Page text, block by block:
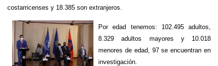
costarricenses y 18.385 son extranjeros.
Por edad tenemos: 102.495 adultos,
8.329 adultos mayores y 10.018
menores de edad, 97 se encuentran en
investigación.